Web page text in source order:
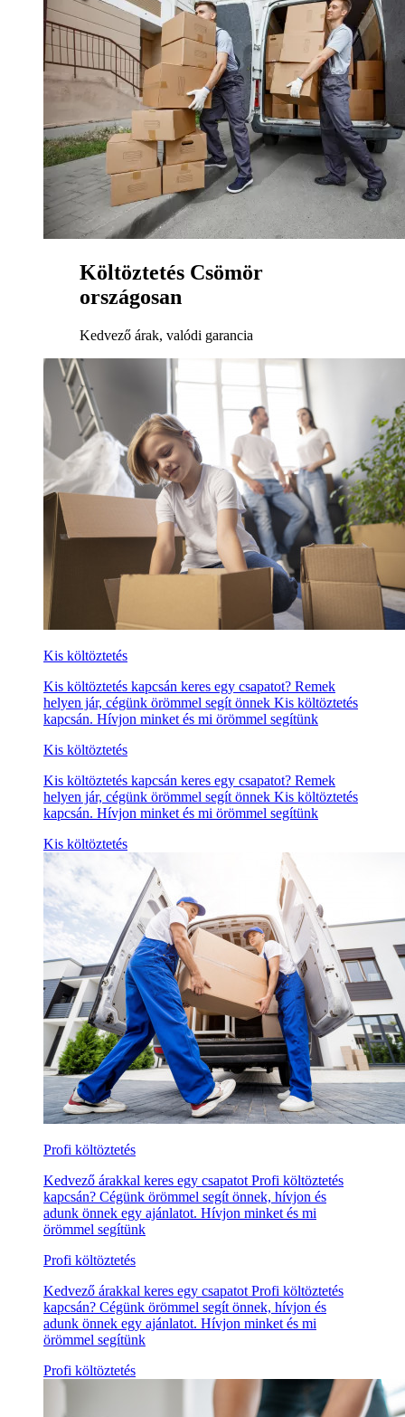
Költöztetés Csömör
országosan
Kedvező árak, valódi garancia
Kis költöztetés
Kis költöztetés kapcsán keres egy csapatot? Remek
helyen jár, cégünk örömmel segít önnek Kis költöztetés
kapcsán. Hívjon minket és mi örömmel segítünk
Kis költöztetés
Kis költöztetés kapcsán keres egy csapatot? Remek
helyen jár, cégünk örömmel segít önnek Kis költöztetés
kapcsán. Hívjon minket és mi örömmel segítünk
Kis költöztetés
Profi költöztetés
Kedvező árakkal keres egy csapatot Profi költöztetés
kapcsán? Cégünk örömmel segít önnek, hívjon és
adunk önnek egy ajánlatot. Hívjon minket és mi
örömmel segítünk
Profi költöztetés
Kedvező árakkal keres egy csapatot Profi költöztetés
kapcsán? Cégünk örömmel segít önnek, hívjon és
adunk önnek egy ajánlatot. Hívjon minket és mi
örömmel segítünk
Profi költöztetés